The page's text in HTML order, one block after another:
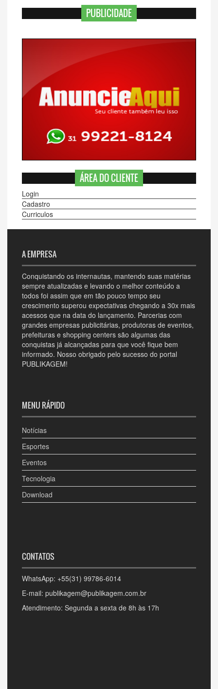
PUBLICIDADE
ÁREA DO CLIENTE
Login
Cadastro
Curriculos
A EMPRESA
Conquistando os internautas, mantendo suas matérias
sempre atualizadas e levando o melhor conteúdo a
todos foi assim que em tão pouco tempo seu
crescimento superou expectativas chegando a 30x mais
acessos que na data do lançamento. Parcerias com
grandes empresas publicitárias, produtoras de eventos,
prefeituras e shopping centers são algumas das
conquistas já alcançadas para que você fique bem
informado. Nosso obrigado pelo sucesso do portal
PUBLIKAGEM!
MENU RÁPIDO
Notícias
Esportes
Eventos
Tecnologia
Download
CONTATOS
WhatsApp: +55(31) 99786-6014
E-mail: publikagem@publikagem.com.br
Atendimento: Segunda a sexta de 8h às 17h